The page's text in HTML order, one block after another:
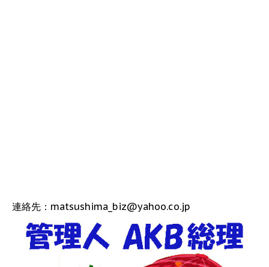
連絡先：matsushima_biz@yahoo.co.jp